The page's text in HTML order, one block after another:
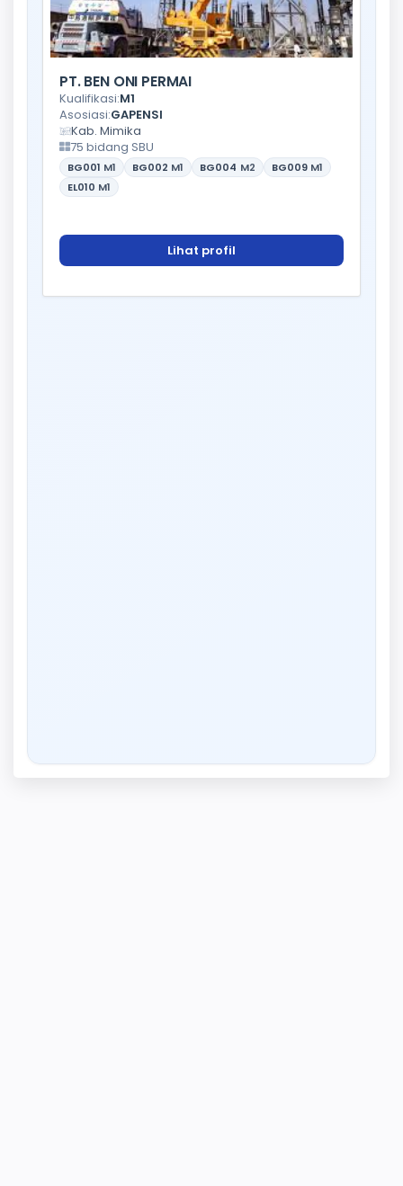
PT. BEN ONI PERMAI
Kualifikasi:M1
Asosiasi:GAPENSI
Kab. Mimika
75 bidang SBU
BG001 M1 BG002 M1 BG004 M2 BG009 M1
EL010 M1
Lihat profil